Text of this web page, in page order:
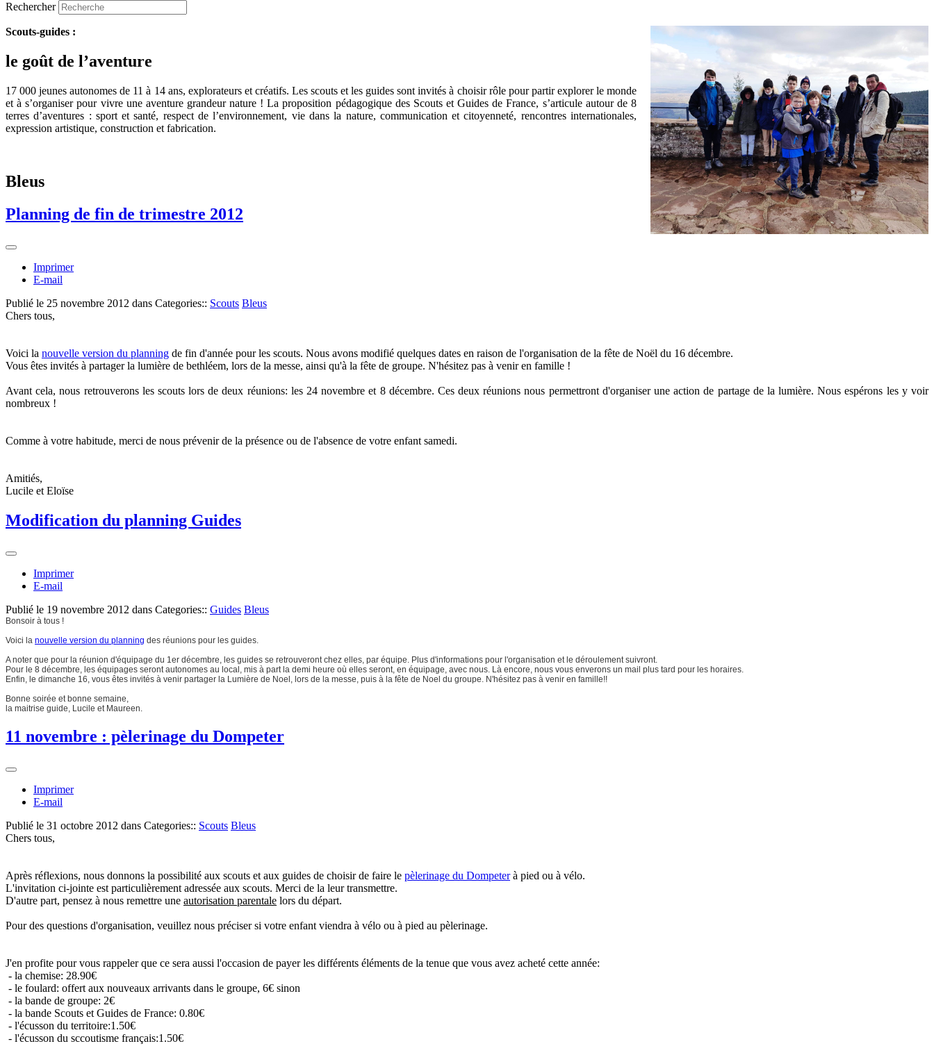
Rechercher
Scouts-guides :
le goût de l’aventure
17 000 jeunes autonomes de 11 à 14 ans, explorateurs et créatifs. Les scouts et les guides sont invités à choisir rôle pour partir explorer le monde
et à s’organiser pour vivre une aventure grandeur nature ! La proposition pédagogique des Scouts et Guides de France, s’articule autour de 8
terres d’aventures : sport et santé, respect de l’environnement, vie dans la nature, communication et citoyenneté, rencontres internationales,
expression artistique, construction et fabrication.
Bleus
Planning de fin de trimestre 2012
Imprimer
E-mail
Publié le 25 novembre 2012 dans Categories:: Scouts Bleus
Chers tous,
Voici la nouvelle version du planning de fin d'année pour les scouts. Nous avons modifié quelques dates en raison de l'organisation de la fête de Noël du 16 décembre.
Vous êtes invités à partager la lumière de bethléem, lors de la messe, ainsi qu'à la fête de groupe. N'hésitez pas à venir en famille !
Avant cela, nous retrouverons les scouts lors de deux réunions: les 24 novembre et 8 décembre. Ces deux réunions nous permettront d'organiser une action de partage de la lumière. Nous espérons les y voir
nombreux !
Comme à votre habitude, merci de nous prévenir de la présence ou de l'absence de votre enfant samedi.
Amitiés,
Lucile et Eloïse
Modificati​on du planning Guides
Imprimer
E-mail
Publié le 19 novembre 2012 dans Categories:: Guides Bleus
Bonsoir à tous !
Voici la nouvelle version du planning des réunions pour les guides.
A noter que pour la réunion d'équipage du 1er décembre, les guides se retrouveront chez elles, par équipe. Plus d'informations pour l'organisation et le déroulement suivront.
Pour le 8 décembre, les équipages seront autonomes au local, mis à part la demi heure où elles seront, en équipage, avec nous. Là encore, nous vous enverons un mail plus tard pour les horaires.
Enfin, le dimanche 16, vous êtes invités à venir partager la Lumière de Noel, lors de la messe, puis à la fête de Noel du groupe. N'hésitez pas à venir en famille!!
Bonne soirée et bonne semaine,
la maitrise guide, Lucile et Maureen.
11 novembre : pèlerinage du Dompeter
Imprimer
E-mail
Publié le 31 octobre 2012 dans Categories:: Scouts Bleus
Chers tous,
Après réflexions, nous donnons la possibilité aux scouts et aux guides de choisir de faire le pèlerinage du Dompeterà pied ou à vélo.
L'invitation ci-jointe est particulièrement adressée aux scouts. Merci de la leur transmettre.
D'autre part, pensez à nous remettre une autorisation parentale lors du départ.
Pour des questions d'organisation, veuillez nous préciser si votre enfant viendra à vélo ou à pied au pèlerinage.
J'en profite pour vous rappeler que ce sera aussi l'occasion de payer les différents éléments de la tenue que vous avez acheté cette année:
- la chemise: 28.90€
- le foulard: offert aux nouveaux arrivants dans le groupe, 6€ sinon
- la bande de groupe: 2€
- la bande Scouts et Guides de France: 0.80€
- l'écusson du territoire:1.50€
- l'écusson du sccoutisme français:1.50€